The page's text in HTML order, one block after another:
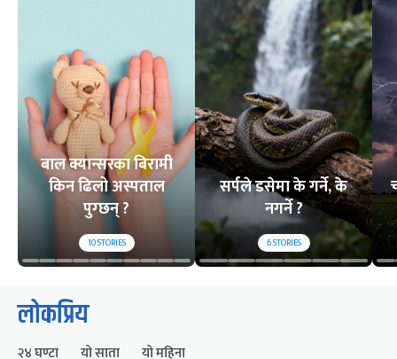
बाल क्यान्सरका बिरामी
किन ढिलो अस्पताल
पुग्छन् ?
10STORIES
सर्पले डसेमा के गर्ने, के
नगर्ने ?
6STORIES
लोकप्रिय
२४ घण्टा यो साता यो महिना